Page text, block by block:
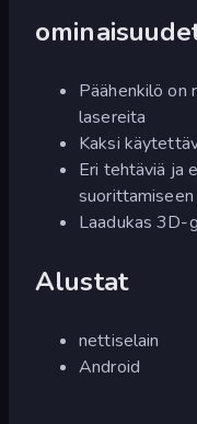
Päähenkilö on
lasereita
Kaksi
Eri tehtäviä ja
suorittamiseen
Laadukas 3D-
Alustat
nettiselain
Android